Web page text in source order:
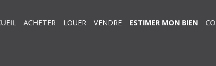
ACHETER LOUER VENDRE ESTIMER MON BIEN